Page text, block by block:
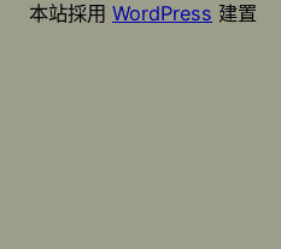
本站採用 WordPress 建置